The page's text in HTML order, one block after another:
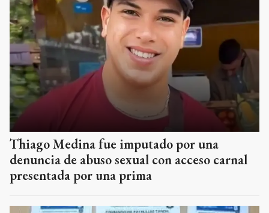
Thiago Medina fue imputado por una
denuncia de abuso sexual con acceso carnal
presentada por una prima